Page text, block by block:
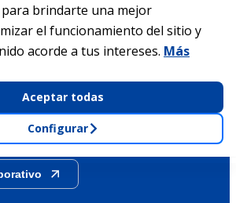
brindarte una mejor
el funcionamiento del sitio y
acorde a tus intereses. Más
Aceptar todas
Configurar